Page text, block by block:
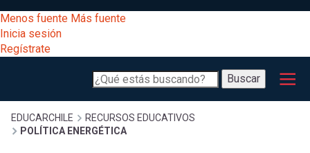
al
contenido
principal
[Educarchile
Escritorio]
Menos fuente Más fuente
Inicia sesión
Regístrate
Buscar
Buscar
Menú
principal
Desarrollo
Expand
Gestión
Sobrescribir
EDUCARCHILE
RECURSOS EDUCATIVOS
POLÍTICA ENERGÉTICA